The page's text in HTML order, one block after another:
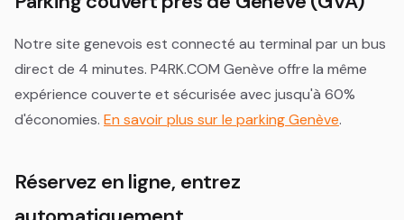
Notre site genevois est connecté au terminal par un bus
direct de 4 minutes. P4RK.COM Genève offre la même
expérience couverte et sécurisée avec jusqu'à 60%
d'économies. En savoir plus sur le parking Genève.
Réservez en ligne, entrez